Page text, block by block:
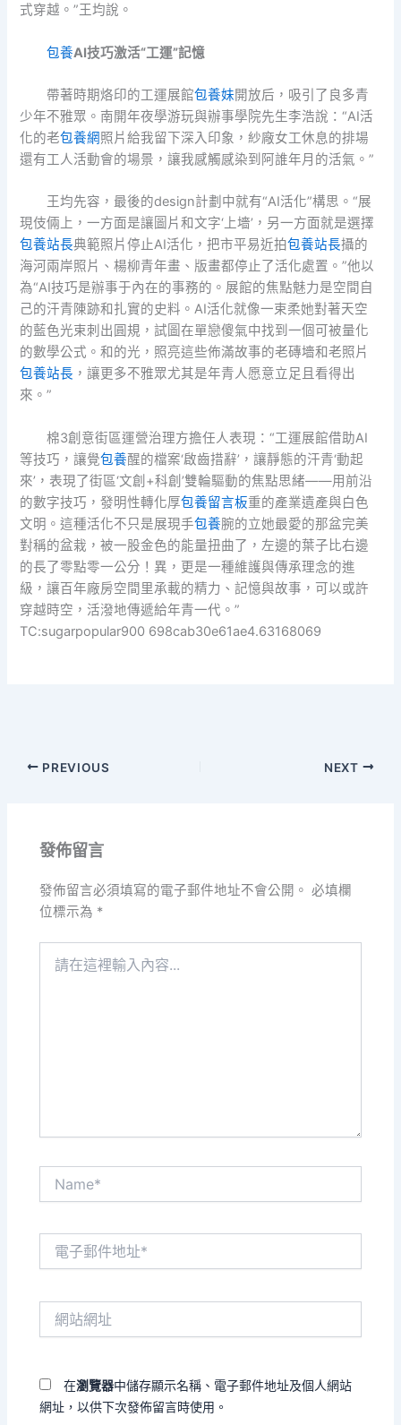
式穿越。”王均說。
包養AI技巧激活“工運”記憶
帶著時期烙印的工運展館包養妹開放后，吸引了良多青
少年不雅眾。南開年夜學游玩與辦事學院先生李浩說：“AI活
化的老包養網照片給我留下深入印象，紗廠女工休息的排場
還有工人活動會的場景，讓我感觸感染到阿誰年月的活氣。”
王均先容，最後的design計劃中就有“AI活化”構思。“展
現伎倆上，一方面是讓圖片和文字‘上墻’，另一方面就是選擇
包養站長典範照片停止AI活化，把市平易近拍包養站長攝的
海河兩岸照片、楊柳青年畫、版畫都停止了活化處置。”他以
為“AI技巧是辦事于內在的事務的。展館的焦點魅力是空間自
己的汗青陳跡和扎實的史料。AI活化就像一束柔她對著天空
的藍色光束刺出圓規，試圖在單戀傻氣中找到一個可被量化
的數學公式。和的光，照亮這些佈滿故事的老磚墻和老照片
包養站長 ，讓更多不雅眾尤其是年青人愿意立足且看得出
來。”
棉3創意街區運營治理方擔任人表現：“工運展館借助AI
等技巧，讓覺包養醒的檔案‘啟齒措辭’，讓靜態的汗青‘動起
來’，表現了街區‘文創+科創’雙輪驅動的焦點思緒——用前沿
的數字技巧，發明性轉化厚包養留言板重的產業遺產與白色
文明。這種活化不只是展現手包養腕的立她最愛的那盆完美
對稱的盆栽，被一股金色的能量扭曲了，左邊的葉子比右邊
的長了零點零一公分！異，更是一種維護與傳承理念的進
級，讓百年廠房空間里承載的精力、記憶與故事，可以或許
穿越時空，活潑地傳遞給年青一代。”
TC:sugarpopular900 698cab30e61ae4.63168069
PREVIOUS NEXT
發佈留言
發佈留言必須填寫的電子郵件地址不會公開。 必填欄
位標示為 *
在瀏覽器中儲存顯示名稱、電子郵件地址及個人網站
網址，以供下次發佈留言時使用。